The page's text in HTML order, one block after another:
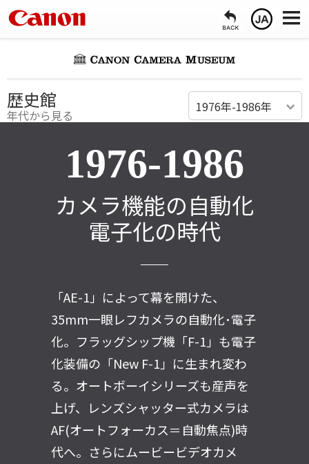
歴史館
年代から見る
1976年-1986年
1976-1986
カメラ機能の自動化
電子化の時代
「AE-1」によって幕を開けた、
35mm一眼レフカメラの自動化･電子
化。フラッグシップ機「F-1」も電子
化装備の「New F-1」に生まれ変わ
る。オートボーイシリーズも産声を
上げ、レンズシャッター式カメラは
AF(オートフォーカス＝自動焦点)時
代へ。さらにムービービデオカメ